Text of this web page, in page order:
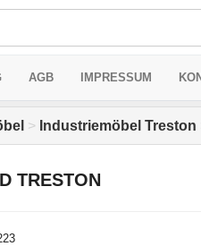
AGB IMPRESSUM
> Industriemöbel Treston
TRESTON